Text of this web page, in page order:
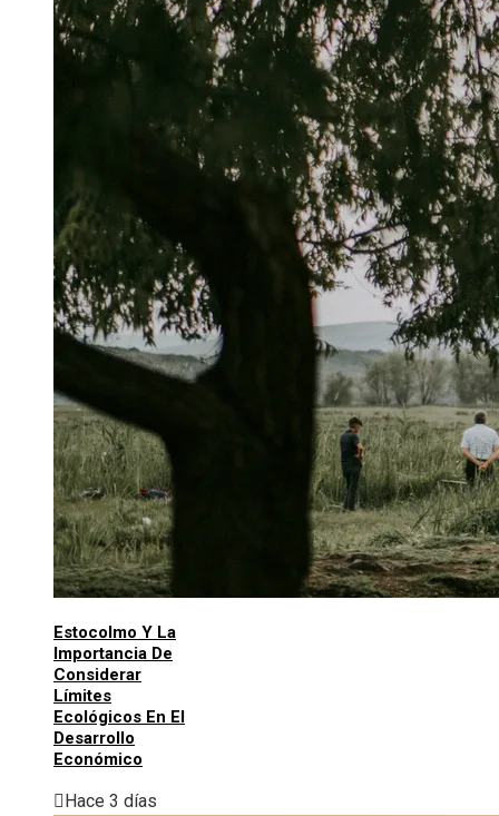
Estocolmo Y La
Importancia De
Considerar
Límites
Ecológicos En El
Desarrollo
Económico
Hace 3 días